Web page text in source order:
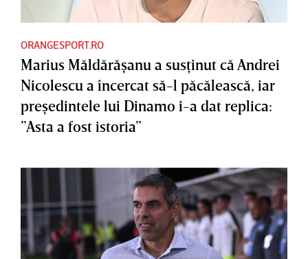
ORANGESPORT.RO
Marius Măldărăşanu a susţinut că Andrei
Nicolescu a încercat să-l păcălească, iar
preşedintele lui Dinamo i-a dat replica:
”Asta a fost istoria”